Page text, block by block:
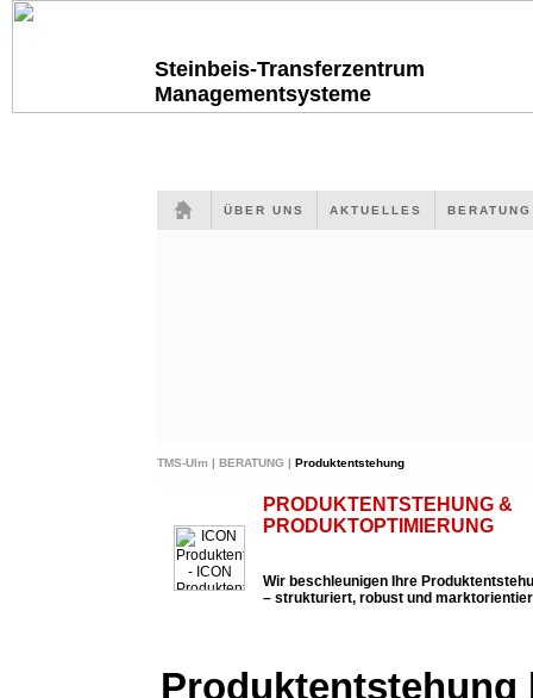
Steinbeis-Transferzentrum
Managementsysteme
ÜBER UNS AKTUELLES
TMS-Ulm | BERATUNG | Produktentstehung
PRODUKTENTSTEHUNG &
PRODUKTOPTIMIERUNG
Wir beschleunigen Ihre
– strukturiert, robust und
Produktentstehung